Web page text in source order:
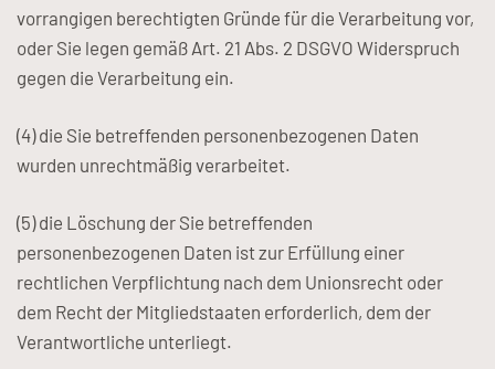
vorrangigen berechtigten Gründe für die Verarbeitung vor,
oder Sie legen gemäß Art. 21 Abs. 2 DSGVO Widerspruch
gegen die Verarbeitung ein.
(4) die Sie betreffenden personenbezogenen Daten
wurden unrechtmäßig verarbeitet.
(5) die Löschung der Sie betreffenden
personenbezogenen Daten ist zur Erfüllung einer
rechtlichen Verpflichtung nach dem Unionsrecht oder
dem Recht der Mitgliedstaaten erforderlich, dem der
Verantwortliche unterliegt.